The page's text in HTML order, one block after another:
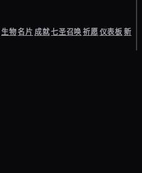
生物名片成就七圣召唤祈愿仪表板新